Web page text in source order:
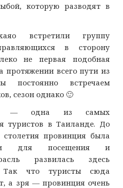
которую разводят в
встретили группу
в сторону
не первая подобная
протяжении всего пути из
встречаем
сезон однако 🙂
— одна из самых
туристов в Таиланде. До
провинция была
для посещения и
развилась здесь
Так что туристы сюда
а зря — провинция очень